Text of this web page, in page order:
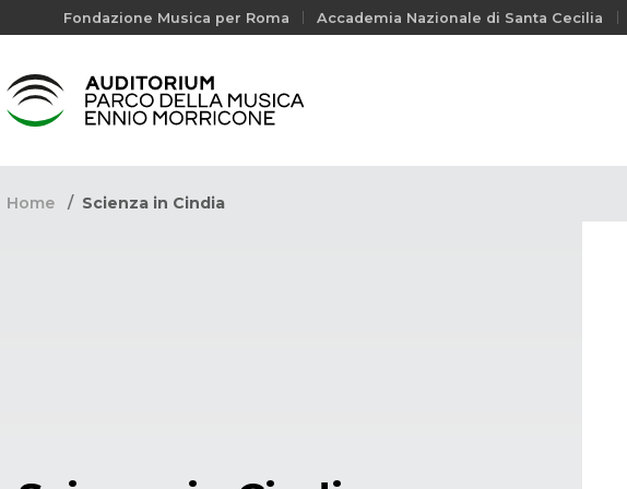
Fondazione Musica per Roma Accademia Nazionale di Santa Cecilia
Home Scienza in Cindia